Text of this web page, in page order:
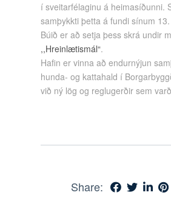
í sveitarfélaginu á heimasíðunni.
samþykkti þetta á fundi sínum
Búið er að setja þess skrá undir
,,Hreinlætismál“.
Hafin er vinna að endurnýjun
hunda- og kattahald í
við ný lög og reglugerðir sem
Share: